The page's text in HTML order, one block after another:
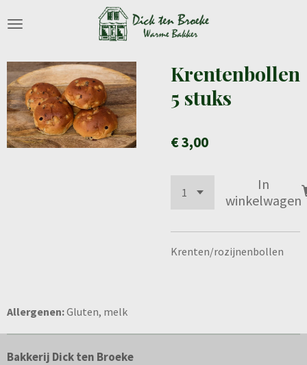
direct
de
hoofdinhoud
Krentenbollen
5 stuks
€ 3,00
In
winkelwagen
Krenten/rozijnenbollen
Allergenen:Gluten, melk
Bakkerij Dick ten Broeke